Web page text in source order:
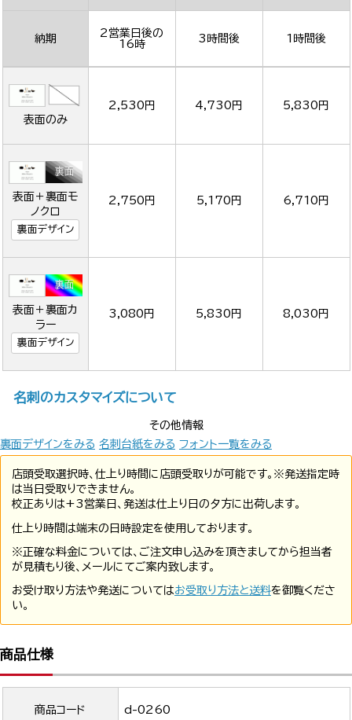
納期
2営業日後の
16時
3時間後 1時間後
表面のみ
2,530円 4,730円 5,830円
表面＋裏面モ
ノクロ
裏面デザイン
2,750円 5,170円 6,710円
表面＋裏面カ
ラー
裏面デザイン
3,080円 5,830円 8,030円
名刺のカスタマイズについて
その他情報
裏面デザインをみる 名刺台紙をみる フォント一覧をみる
店頭受取選択時、仕上り時間に店頭受取りが可能です。※発送指定時
は当日受取りできません。
校正ありは+3営業日、発送は仕上り日の夕方に出荷します。
仕上り時間は端末の日時設定を使用しております。
※正確な料金については、ご注文申し込みを頂きましてから担当者
が見積もり後、メールにてご案内致します。
お受け取り方法や発送についてはお受取り方法と送料を御覧くださ
い。
商品仕様
商品コード d-0260